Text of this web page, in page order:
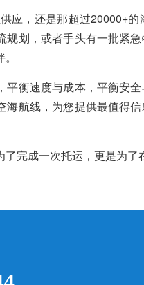
应，还是那超过20000+
规划，或者手头有一批紧
衡速度与成本，平衡安
海航线，为您提供最值得
完成一次托运，更是为了